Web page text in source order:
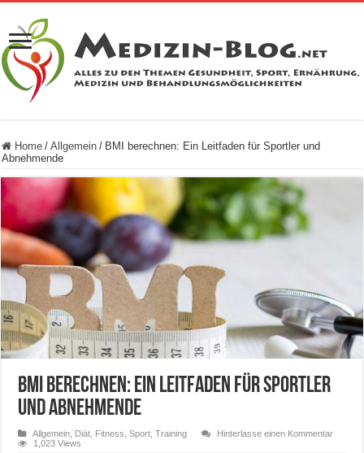
Home / Allgemein / BMI berechnen: Ein Leitfaden für Sportler und
Abnehmende
BMI berechnen: Ein Leitfaden für Sportler
und Abnehmende
Allgemein Diät Fitness, Sport, Training
Hinterlasse einen Kommentar
1,023 Views